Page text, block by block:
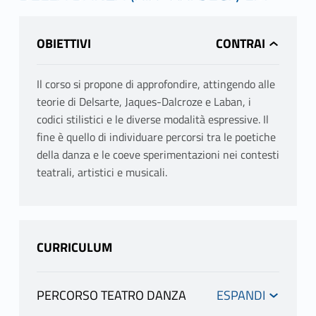
OBIETTIVI
Il corso si propone di approfondire, attingendo alle
teorie di Delsarte, Jaques-Dalcroze e Laban, i
codici stilistici e le diverse modalità espressive. Il
fine è quello di individuare percorsi tra le poetiche
della danza e le coeve sperimentazioni nei contesti
teatrali, artistici e musicali.
CURRICULUM
PERCORSO TEATRO DANZA